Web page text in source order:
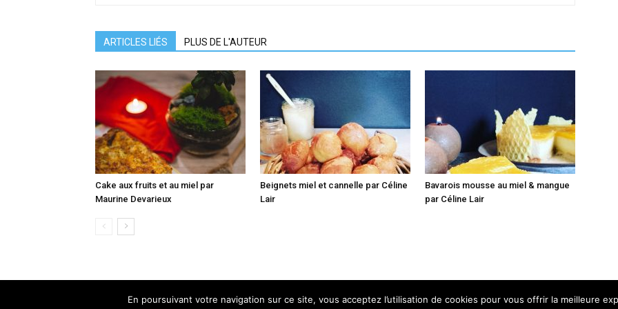
ARTICLES LIÉS PLUS DE L'AUTEUR
Cake aux fruits et au miel par
Maurine Devarieux
Beignets miel et cannelle par Céline
Lair
Bavarois mousse au miel & mangue
par Céline Lair
En poursuivant votre navigation sur ce site, vous acceptez l’utilisation de cookies pour vous offrir la meilleure